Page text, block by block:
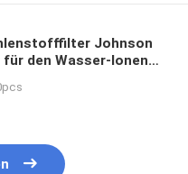
Johnson
den Wasser-Ionen-